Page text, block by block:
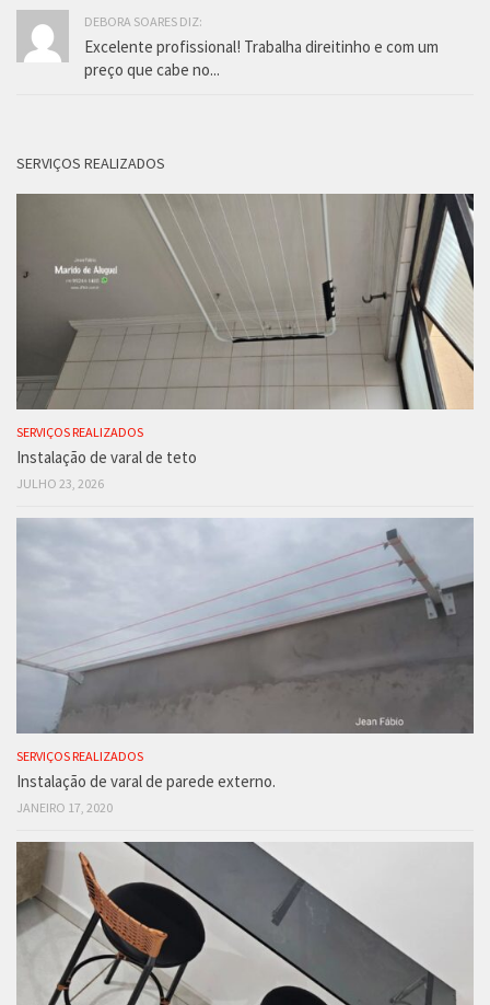
DEBORA SOARES DIZ:
Excelente profissional! Trabalha direitinho e com um
preço que cabe no...
SERVIÇOS REALIZADOS
SERVIÇOS REALIZADOS
Instalação de varal de teto
JULHO 23, 2026
SERVIÇOS REALIZADOS
Instalação de varal de parede externo.
JANEIRO 17, 2020